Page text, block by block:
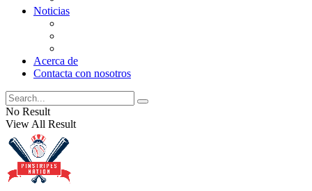
Noticias
Acerca de
Contacta con nosotros
No Result
View All Result